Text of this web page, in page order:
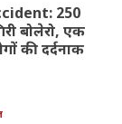
250
बोलेरो, एक
की दर्दनाक